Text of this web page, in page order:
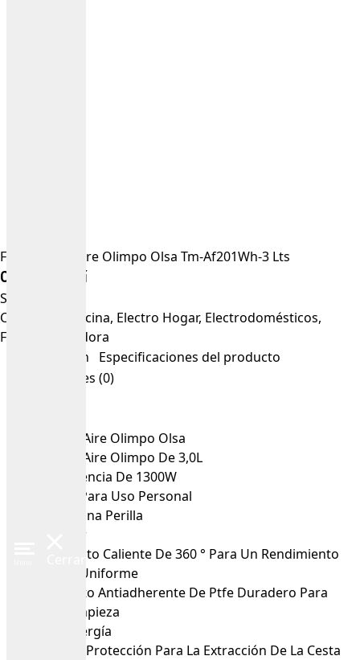
Freidora De Aire Olimpo Olsa Tm-Af201Wh-3 Lts
Compra aquí
SKU
Categorías
Cocina, Electro Hogar, Electrodomésticos,
Freidora
Freidora
Descripción
Especificaciones del producto
Valoraciones (0)
Freidora De Aire Olimpo Olsa
Freidora De Aire Olimpo De 3,0L
Máxima Potencia De 1300W
3L Perfecta Para Uso Personal
Control De Una Perilla
Fácil De Usar
Ciclo De Viento Caliente De 360 ° Para Un Rendimiento
De Cocción Uniforme
Revestimiento Antiadherente De Ptfe Duradero Para
Una Fácil Limpieza
Corte De Energía
Apagado De Protección Para La Extracción De La Cesta